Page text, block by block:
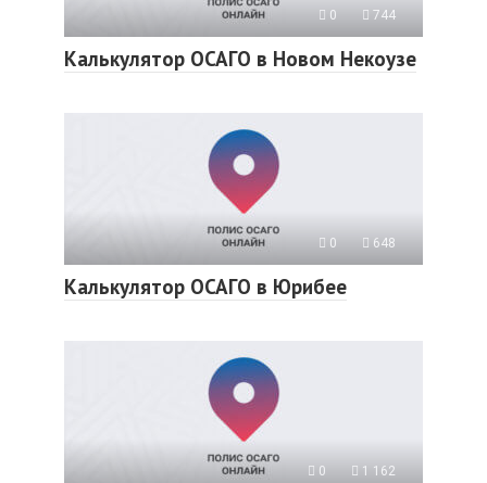
0 744
Калькулятор ОСАГО в Новом Некоузе
0 648
Калькулятор ОСАГО в Юрибее
0 1 162